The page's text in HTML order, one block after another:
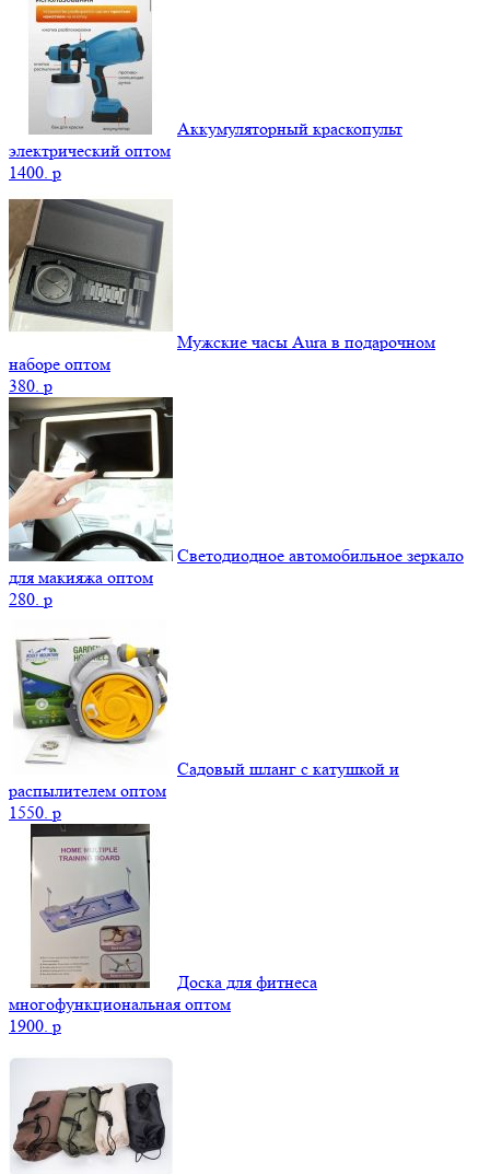
Аккумуляторный краскопульт
электрический оптом
1400. p
Мужские часы Aura в подарочном
наборе оптом
380. p
Светодиодное автомобильное зеркало
для макияжа оптом
280. p
Садовый шланг с катушкой и
распылителем оптом
1550. p
Доска для фитнеса
многофункциональная оптом
1900. p